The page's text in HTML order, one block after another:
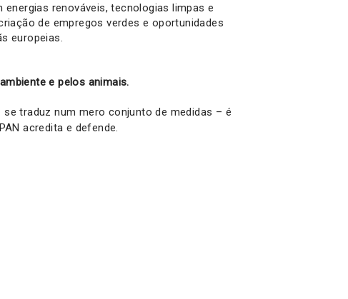
renováveis, tecnologias limpas e
de empregos verdes e oportunidades
europeias.
e pelos animais.
traduz num mero conjunto de medidas – é
acredita e defende.